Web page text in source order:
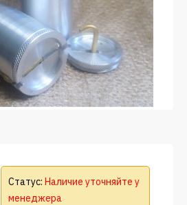
Статус: Наличие уточняйте у
менеджера